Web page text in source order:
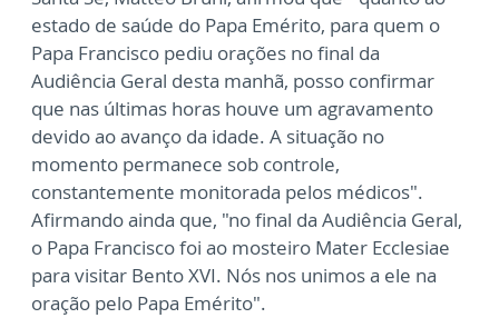
estado de saúde do Papa Emérito, para quem o
Papa Francisco pediu orações no final da
Audiência Geral desta manhã, posso confirmar
que nas últimas horas houve um agravamento
devido ao avanço da idade. A situação no
momento permanece sob controle,
constantemente monitorada pelos médicos".
Afirmando ainda que, "no final da Audiência Geral,
o Papa Francisco foi ao mosteiro Mater Ecclesiae
para visitar Bento XVI. Nós nos unimos a ele na
oração pelo Papa Emérito".